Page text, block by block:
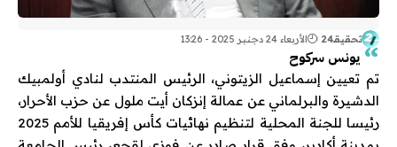
تحقيقـ24 الأربعاء 24 دجنبر 2025 - 13:26
يونس سركوح
تم تعيين إسماعيل الزيتوني، الرئيس المنتدب لنادي أولمبيك
الدشيرة والبرلماني عن عمالة إنزكان أيت ملول عن حزب الأحرار،
رئيسا للجنة المحلية لتنظيم نهائيات كأس إفريقيا للأمم 2025